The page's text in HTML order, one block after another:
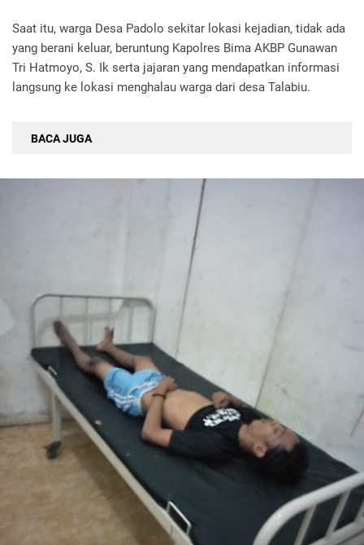
Saat itu, warga Desa Padolo sekitar lokasi kejadian, tidak ada
yang berani keluar, beruntung Kapolres Bima AKBP Gunawan
Tri Hatmoyo, S. Ik serta jajaran yang mendapatkan informasi
langsung ke lokasi menghalau warga dari desa Talabiu.
BACA JUGA